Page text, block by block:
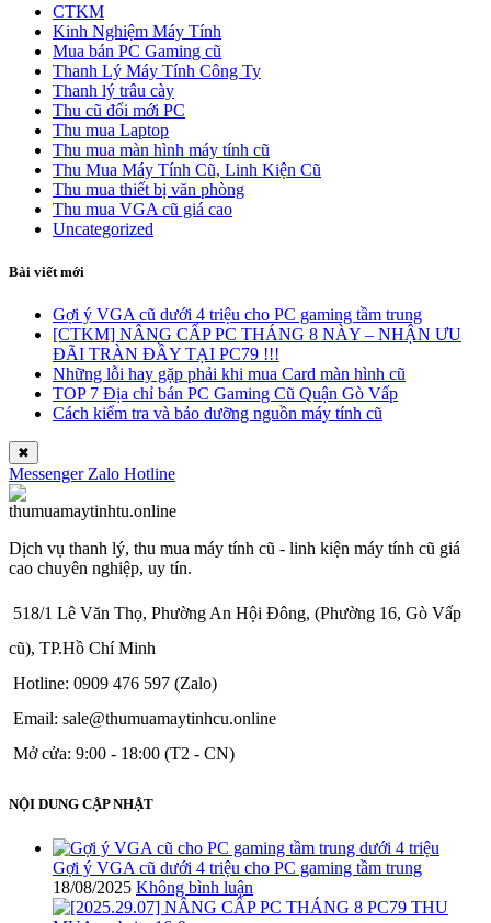
CTKM
Kinh Nghiệm Máy Tính
Mua bán PC Gaming cũ
Thanh Lý Máy Tính Công Ty
Thanh lý trâu cày
Thu cũ đổi mới PC
Thu mua Laptop
Thu mua màn hình máy tính cũ
Thu Mua Máy Tính Cũ, Linh Kiện Cũ
Thu mua thiết bị văn phòng
Thu mua VGA cũ giá cao
Uncategorized
Bài viết mới
Gợi ý VGA cũ dưới 4 triệu cho PC gaming tầm trung
[CTKM] NÂNG CẤP PC THÁNG 8 NÀY – NHẬN ƯU
ĐÃI TRÀN ĐẦY TẠI PC79 !!!
Những lỗi hay gặp phải khi mua Card màn hình cũ
TOP 7 Địa chỉ bán PC Gaming Cũ Quận Gò Vấp
Cách kiểm tra và bảo dưỡng nguồn máy tính cũ
✖
Messenger Zalo Hotline
Dịch vụ thanh lý, thu mua máy tính cũ - linh kiện máy tính cũ giá
cao chuyên nghiệp, uy tín.
518/1 Lê Văn Thọ, Phường An Hội Đông, (Phường 16, Gò Vấp
cũ), TP.Hồ Chí Minh
Hotline: 0909 476 597 (Zalo)
Email: sale@thumuamaytinhcu.online
Mở cửa: 9:00 - 18:00 (T2 - CN)
NỘI DUNG CẬP NHẬT
Gợi ý VGA cũ dưới 4 triệu cho PC gaming tầm trung
18/08/2025 Không bình luận